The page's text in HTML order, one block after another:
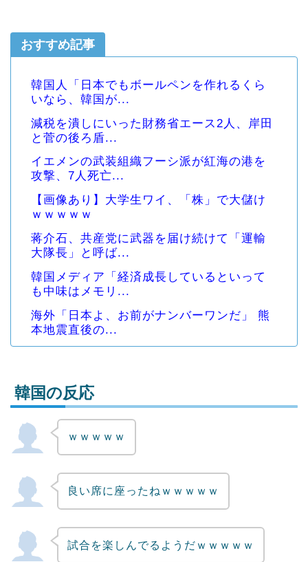
おすすめ記事
韓国人「日本でもボールペンを作れるくら
いなら、韓国が...
減税を潰しにいった財務省エース2人、岸田
と菅の後ろ盾...
イエメンの武装組織フーシ派が紅海の港を
攻撃、7人死亡...
【画像あり】大学生ワイ、「株」で大儲け
ｗｗｗｗｗ
蒋介石、共産党に武器を届け続けて「運輸
大隊長」と呼ば...
韓国メディア「経済成長しているといって
も中味はメモリ...
海外「日本よ、お前がナンバーワンだ」 熊
本地震直後の...
Powered by livedoor 相互RSS
韓国の反応
ｗｗｗｗｗ
良い席に座ったねｗｗｗｗｗ
試合を楽しんでるようだｗｗｗｗｗ